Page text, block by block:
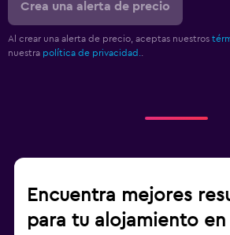
Crea una alerta de precio
Al crear una alerta de precio, aceptas nuestros
nuestra política de privacidad.
Encuentra mejores
para tu alojamiento en